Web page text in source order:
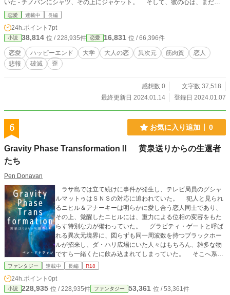
いた - チノパンにシャツ、その上にジャケット。 そして、彼の心は、まだ見
ぬ友人や教師、そして可能性を秘めた新たなスタート地点 - 大学に望みを託し
た。 しかし、吾郎の夢の道のりは簡単なものではなかった。子供の頃から建
築物に興味を持っていた彼だが、父親の突然の死で一度はその夢をあきらめよう
とした。 だが、それも父の遺志を継ぐという強い意志が彼を突き動かし、再
び建築への道を進む決意をしたのだ。 吾郎はようやく大学進学の目処が立て
ば、引っ越し先のアパートに移り住んだ。 狭いけれど十分なスペースを持つ
部屋からは、彼の新たな人生のスタート地点、大学の建物が見えました。彼は心
知らなかった。このアパートで自分の運命を左右する２人の女性との出会いが待
っていることを。 その出会いが、彼の夢や理想を揺るがし、刺激することに
目はもっさりとしているが、筋肉質で力持ち。顔立ちは人懐っこいが、粘り強さ
を持ち合わせている。 そして心からの優しさと情熱を持つ、若き３人の物語
がこれから始まる。
恋愛 連載中 長編
24h.ポイント 7pt
小説 38,814 位 / 228,935件 恋愛 16,831 位 / 66,396件
恋愛 ハッピーエンド 大学 大人の恋 異次元 筋肉質
恋人
悲報
破滅 歪
感想数 0
文字数 37,518
最終更新日 2024.01.14
登録日 2024.01.07
6 お気に入り追加 0
Gravity Phase TransformationⅡ 黄泉送りからの生還者
たち
Pen Donavan
ラサ島では立て続けに事件が発生し、テレビ局員のグシャ
ルマットゥはＳＮＳの対応に追われていた。 犯人と見られ
るニヒル＆アナーキーは明らかに愛し合う恋人同士であり、
その上、覚醒したニヒルには、重力による位相の変容をもた
らす特別な力が備わっていた。 グラビティ・ゲートと呼ば
れる異次元境界に、図らずも同一周波数を持つブラックホー
ルが招来し、ダ・ハリ広場にいた人々はもちろん、雑多な物
ですら一緒くたに飲み込まれてしまっていた。 そこへ系統
の違う超能力を宿す異父弟妹のエンリコとトゥエルヴが時間
ニヒルに据えられ、彼女の価値観こそが主軸となっている、
この世界において、トゥエルヴはグシャルマットゥに裏から
ファンタジー 連載中 長編 R18
24h.ポイント 0pt
小説 228,935 位 / 228,935件 ファンタジー 53,361 位 / 53,361件